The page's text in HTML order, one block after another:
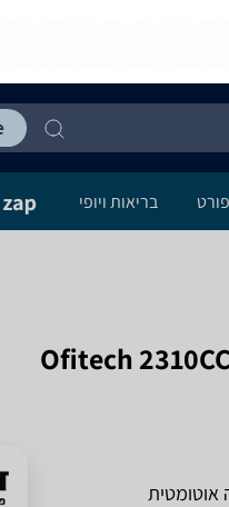
בריאות ויופי
אוטומטית